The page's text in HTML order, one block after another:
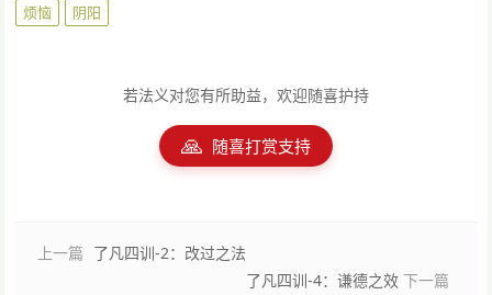
烦恼
阴阳
若法义对您有所助益，欢迎随喜护持
🙏 随喜打赏支持
上一篇 了凡四训-2：改过之法
了凡四训-4：谦德之效 下一篇